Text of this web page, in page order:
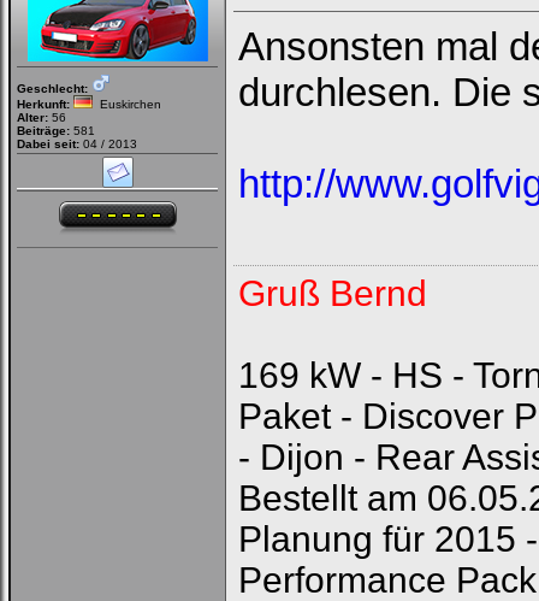
Geschlecht:
Herkunft:
Euskirchen
Alter: 56
Beiträge: 581
Dabei seit: 04 / 2013
Ansonsten mal
durchlesen. Die
http://
Gruß Bernd
169 kW - HS -
Paket - Discover
- Dijon - Rear
Bestellt am
Planung für 2015
Performance Pack